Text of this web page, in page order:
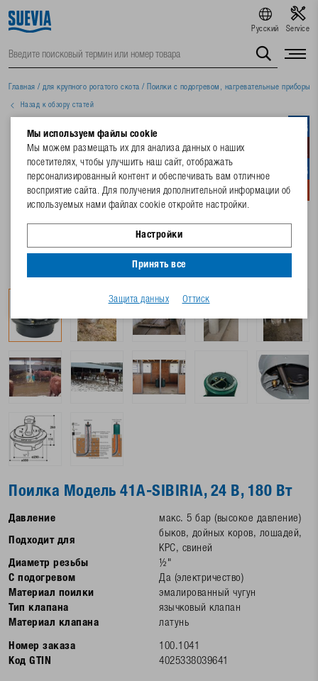
Русский Service
Главная / для крупного рогатого скота / Поилки с подогревом, нагревательные приборы
Назад к обзору статей
Поилка Модель 41A-SIBIRIA, 24 В, 180 Вт
Давление макс. 5 бар (высокое давление)
Подходит для
быков, дойных коров, лошадей,
КРС, свиней
Диаметр резьбы
½"
С подогревом
Да (электричество)
Материал поилки
эмалированный чугун
Тип клапана
язычковый клапан
Материал клапана
латунь
Номер заказа
100.1041
Код GTIN
4025338039641
Мы используем файлы cookie
Мы можем размещать их для анализа данных о наших
посетителях, чтобы улучшить наш сайт, отображать
персонализированный контент и обеспечивать вам отличное
восприятие сайта. Для получения дополнительной информации об
используемых нами файлах cookie откройте настройки.
Настройки
Принять все
Защита данных Оттиск